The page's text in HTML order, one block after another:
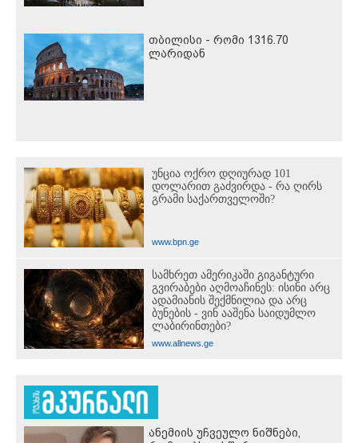
თბილისი - რომი 1316.70
ლარიდან
უნცია ოქრო დღიურად 101
დოლარით გაძვირდა - რა ღირს
გრამი საქართველოში?
www.bpn.ge
სამხრეთ ამერიკაში გიგანტური
გვირაბები აღმოაჩინეს: ისინი არც
ადამიანის შექმნილია და არც
ბუნების - ვინ ააშენა საიდუმლო
ლაბირინთები?
www.allnews.ge
ანემიის უჩვეულო ნიშნები,